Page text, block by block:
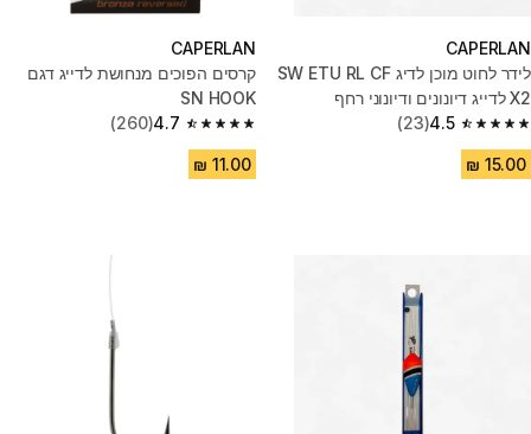
CAPERLAN
לידר לחוט מוכן לדיג SW ETU RL CF
X2 לדייג דיונונים ודיונוני רחף
4.5
4.5 out of 5 stars from 23 reviews
(23)
CAPERLAN
קרסים הפוכים מנחושת לדייג דגם
SN HOOK
4.7
4.7 out of 5 stars from 260 reviews
(260)